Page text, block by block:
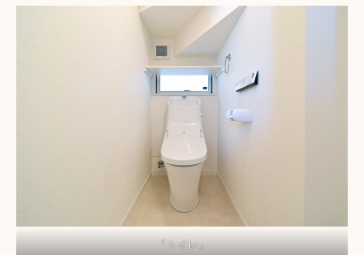
「トイレ」